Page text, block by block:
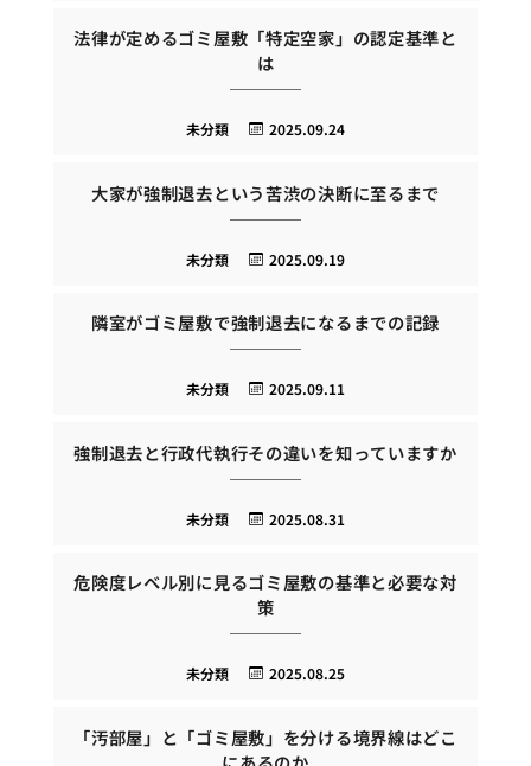
法律が定めるゴミ屋敷「特定空家」の認定基準と
は
2025.09.24
未分類
大家が強制退去という苦渋の決断に至るまで
2025.09.19
未分類
隣室がゴミ屋敷で強制退去になるまでの記録
2025.09.11
未分類
強制退去と行政代執行その違いを知っていますか
2025.08.31
未分類
危険度レベル別に見るゴミ屋敷の基準と必要な対
策
2025.08.25
未分類
「汚部屋」と「ゴミ屋敷」を分ける境界線はどこ